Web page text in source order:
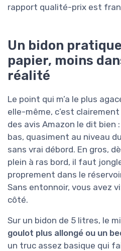
rapport qualité-prix est
Un bidon
papier, moins
réalité
Le point qui m’a le plus
elle-même, c’est clairement
des avis Amazon le dit
bas, quasiment au niveau
sans vrai débord. En gros,
plein à ras bord, il faut
proprement dans le
Sans entonnoir, vous avez
côté.
Sur un bidon de 5 litres, le
goulot plus allongé ou un
un truc assez basique qui